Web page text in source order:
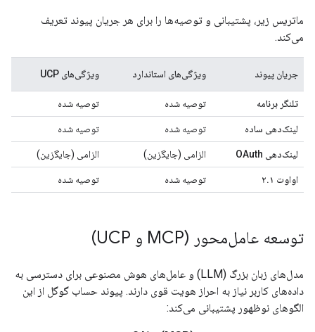
ماتریس زیر، پشتیبانی و توصیه‌ها را برای هر جریان پیوند تعریف
می‌کند.
جریان پیوند ویژگی‌های استاندارد ویژگی‌های UCP
تلنگر برنامه توصیه شده توصیه شده
لینک‌دهی ساده توصیه شده توصیه شده
لینک‌دهی OAuth الزامی (جایگزین) الزامی (جایگزین)
اواوت ۲.۱ توصیه شده توصیه شده
توسعه عامل‌محور (MCP و UCP)
مدل‌های زبان بزرگ (LLM) و عامل‌های هوش مصنوعی برای دسترسی به
داده‌های کاربر نیاز به احراز هویت قوی دارند. پیوند حساب گوگل از این
الگوهای نوظهور پشتیبانی می‌کند: